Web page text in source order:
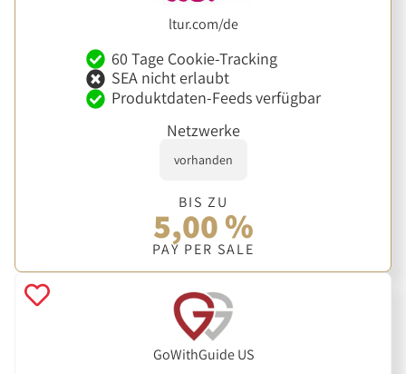
ltur.com/de
60 Tage Cookie-Tracking
SEA nicht erlaubt
Produktdaten-Feeds verfügbar
Netzwerke
vorhanden
BIS ZU
5,00 %
PAY PER SALE
GoWithGuide US